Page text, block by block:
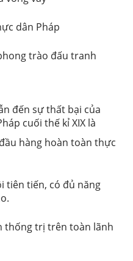
dân Pháp
trào đấu tranh
đến sự thất bại của
cuối thế kỉ XIX là
hàng hoàn toàn thực
tiên tiến, có đủ năng
thống trị trên toàn lãnh